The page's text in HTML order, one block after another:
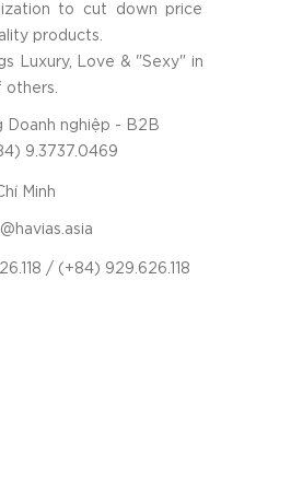
to cut down price
products.
Luxury, Love & "Sexy" in
Doanh nghiệp - B2B
9.3737.0469
Minh
/ (+84) 929.626.118